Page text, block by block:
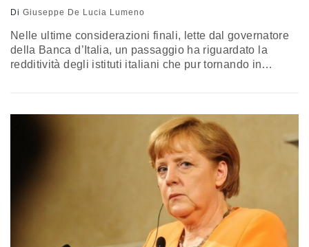
Di Giuseppe De Lucia Lumeno
Nelle ultime considerazioni finali, lette dal governatore
della Banca d’Italia, un passaggio ha riguardato la
redditività degli istituti italiani che pur tornando in
comunque ad essere ancora troppo bassa rispetto a
quanto fatto segnare da altri sistemi bancari europei…